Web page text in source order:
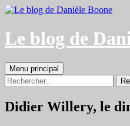
Aller
contenu
Le blog de
Recherche
Menu principal
Rechercher :
Didier Willery, le